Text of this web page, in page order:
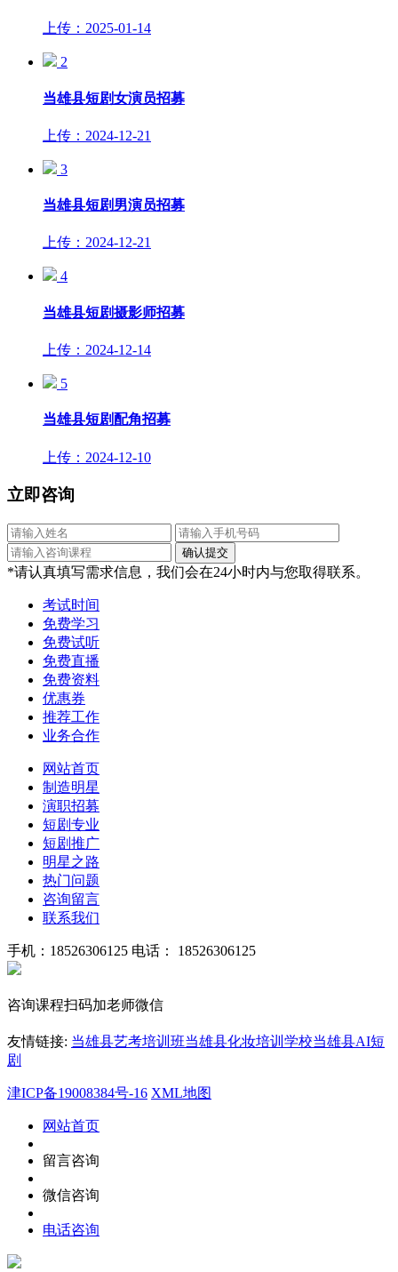
上传：2025-01-14
2
当雄县短剧女演员招募
上传：2024-12-21
3
当雄县短剧男演员招募
上传：2024-12-21
4
当雄县短剧摄影师招募
上传：2024-12-14
5
当雄县短剧配角招募
上传：2024-12-10
立即咨询
*请认真填写需求信息，我们会在24小时内与您取得联系。
考试时间
免费学习
免费试听
免费直播
免费资料
优惠券
推荐工作
业务合作
网站首页
制造明星
演职招募
短剧专业
短剧推广
明星之路
热门问题
咨询留言
联系我们
手机：18526306125 电话： 18526306125
咨询课程扫码加老师微信
友情链接: 当雄县艺考培训班当雄县化妆培训学校当雄县AI短
剧
津ICP备19008384号-16 XML地图
网站首页
留言咨询
微信咨询
电话咨询